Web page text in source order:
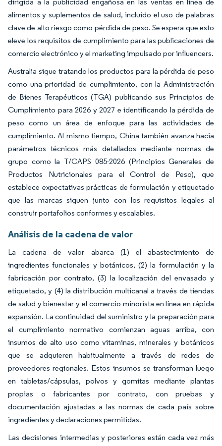
alimentos y suplementos de salud, incluido el uso de palabras
clave de alto riesgo como pérdida de peso. Se espera que esto
eleve los requisitos de cumplimiento para las publicaciones de
comercio electrónico y el marketing impulsado por influencers.
Australia sigue tratando los productos para la pérdida de peso
como una prioridad de cumplimiento, con la Administración
de Bienes Terapéuticos (TGA) publicando sus Principios de
Cumplimiento para 2026 y 2027 e identificando la pérdida de
peso como un área de enfoque para las actividades de
cumplimiento. Al mismo tiempo, China también avanza hacia
parámetros técnicos más detallados mediante normas de
grupo como la T/CAPS 085-2026 (Principios Generales de
Productos Nutricionales para el Control de Peso), que
establece expectativas prácticas de formulación y etiquetado
que las marcas siguen junto con los requisitos legales al
construir portafolios conformes y escalables.
Análisis de la cadena de valor
La cadena de valor abarca (1) el abastecimiento de
ingredientes funcionales y botánicos, (2) la formulación y la
fabricación por contrato, (3) la localización del envasado y
etiquetado, y (4) la distribución multicanal a través de tiendas
de salud y bienestar y el comercio minorista en línea en rápida
expansión. La continuidad del suministro y la preparación para
el cumplimiento normativo comienzan aguas arriba, con
insumos de alto uso como vitaminas, minerales y botánicos
que se adquieren habitualmente a través de redes de
proveedores regionales. Estos insumos se transforman luego
en tabletas/cápsulas, polvos y gomitas mediante plantas
propias o fabricantes por contrato, con pruebas y
documentación ajustadas a las normas de cada país sobre
ingredientes y declaraciones permitidas.
Las decisiones intermedias y posteriores están cada vez más